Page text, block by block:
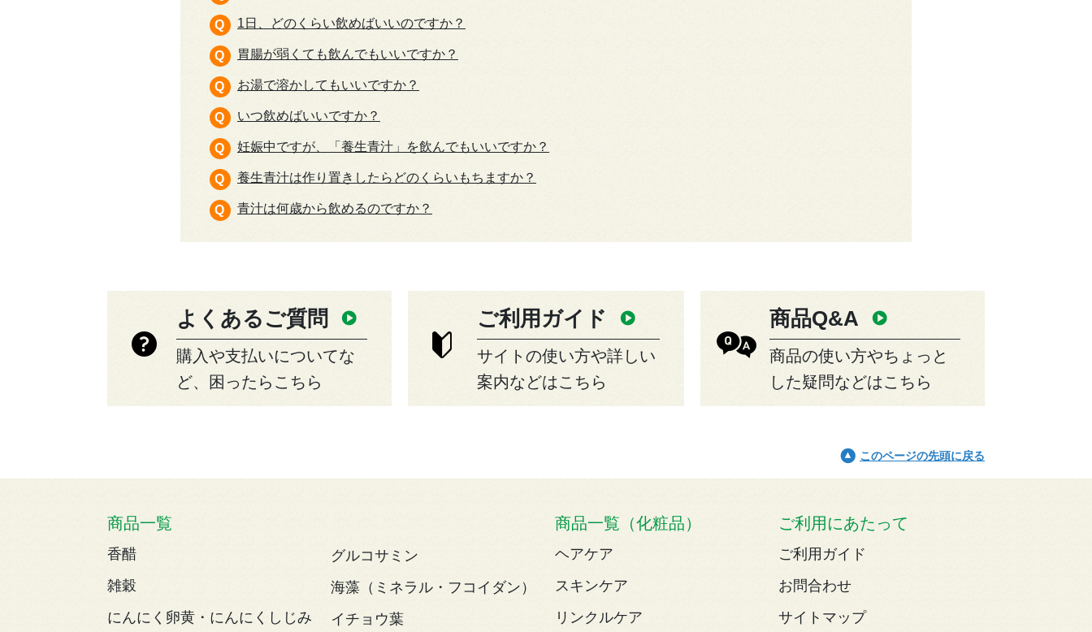
1日、どのくらい飲めばいいのですか？
胃腸が弱くても飲んでもいいですか？
お湯で溶かしてもいいですか？
いつ飲めばいいですか？
妊娠中ですが、「養生青汁」を飲んでもいいですか？
養生青汁は作り置きしたらどのくらいもちますか？
青汁は何歳から飲めるのですか？
よくあるご質問
購入や支払いについてな
ど、困ったらこちら
ご利用ガイド
サイトの使い方や詳しい
案内などはこちら
商品Q&A
商品の使い方やちょっと
した疑問などはこちら
このページの先頭に戻る
商品一覧
香醋
雑穀
にんにく卵黄・にんにくしじみ
グルコサミン
海藻（ミネラル・フコイダン）
イチョウ葉
商品一覧（化粧品）
ヘアケア
スキンケア
リンクルケア
ご利用にあたって
ご利用ガイド
お問合わせ
サイトマップ